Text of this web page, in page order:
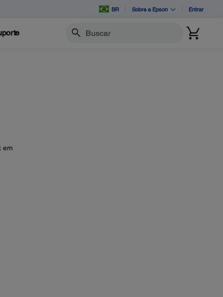
BR Sobre a Epson Entrar
Buscar
em